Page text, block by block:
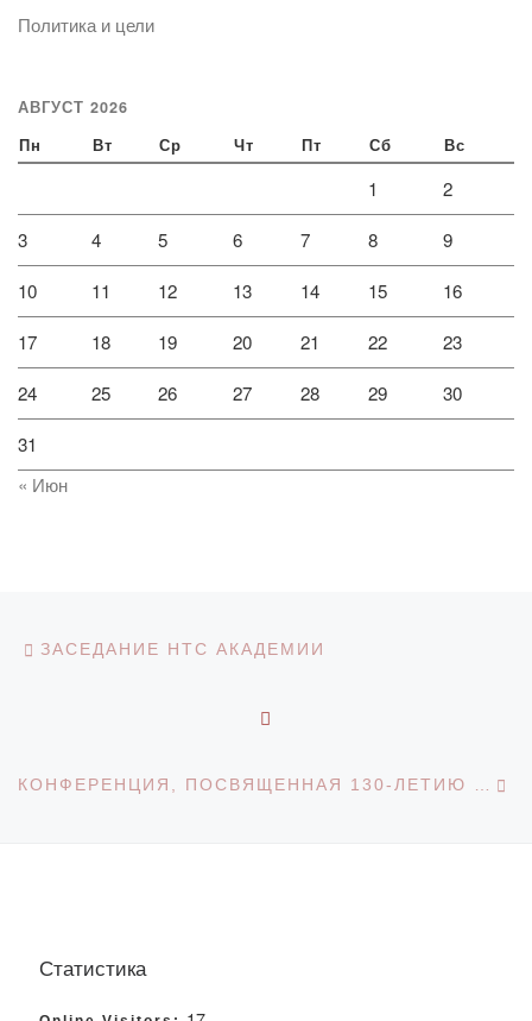
Политика и цели
АВГУСТ 2026
Пн Вт Ср Чт Пт Сб Вс
1 2
3 4 5 6 7 8 9
10 11 12 13 14 15 16
17 18 19 20 21 22 23
24 25 26 27 28 29 30
31
« Июн
Навигация по записям
ЗАСЕДАНИЕ НТС АКАДЕМИИ
Статистика